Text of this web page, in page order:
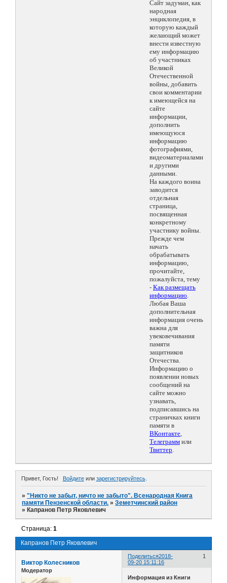
Сайт задуман, как
народная
энциклопедия, в
которую каждый
желающий может
внести известную
ему информацию
об участниках
Великой
Отечественной
войны, добавить
свои комментарии
к имеющейся на
сайте
информации,
дополнить
имеющуюся
информацию
фотографиями,
видеоматериалами
и другими
данными.
На каждого воина
заводится
отдельная
страница,
посвященная
конкретному
участнику войны.
Прежде чем
начать
обрабатывать
информацию,
прочитайте,
пожалуйста, тему
- Как размещать
информацию.
Любая Ваша
дополнительная
информация очень
важна для
увековечивания
памяти
защитников
Отечества.
Информацию о
появлении новых
сообщений на
сайте можно
узнавать,
подписавшись на
страничках книги
памяти в
ВКонтакте,
Телеграмм или
Твиттер.
Привет, Гость! Войдитеили зарегистрируйтесь.
»"Никто не забыт, ничто не забыто". Всенародная Книга
памяти Пензенской области. »Земетчинский район
» Капранов Петр Яковлевич
Капранов Петр Яковлевич
Страница:1
Поделиться 1
2018-
09-20 15:11:16
Виктор Колесников
Модератор
Информация из Книги